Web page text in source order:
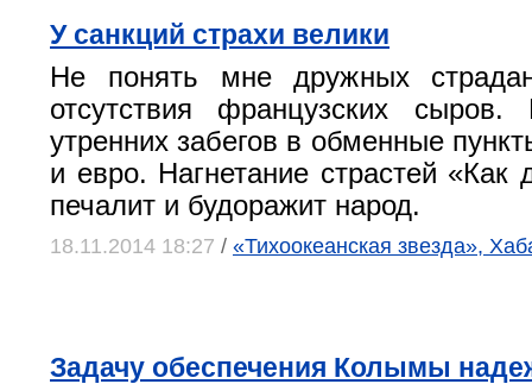
У санкций страхи велики
Не понять мне дружных
отсутствия французских
утренних забегов в обменные
и евро. Нагнетание страстей «Как
печалит и будоражит народ.
18.11.2014 18:27 / «Тихоокеанская звезда»,
Задачу обеспечения Колымы